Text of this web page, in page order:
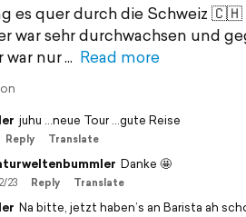
es quer durch die Schweiz 🇨🇭
war sehr durchwachsen und
war nur
Read more
juhu ...neue Tour ...gute Reise
Reply Translate
Danke 🤩
23 Reply Translate
Na bitte, jetzt haben’s an Barista ah